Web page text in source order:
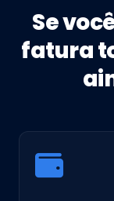
Se
fatura